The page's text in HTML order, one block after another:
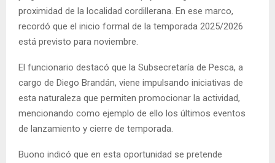
proximidad de la localidad cordillerana. En ese marco,
recordó que el inicio formal de la temporada 2025/2026
está previsto para noviembre.
El funcionario destacó que la Subsecretaría de Pesca, a
cargo de Diego Brandán, viene impulsando iniciativas de
esta naturaleza que permiten promocionar la actividad,
mencionando como ejemplo de ello los últimos eventos
de lanzamiento y cierre de temporada.
Buono indicó que en esta oportunidad se pretende